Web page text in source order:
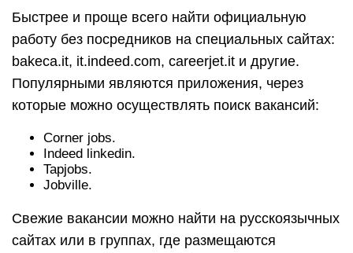
Быстрее и проще всего найти официальную
работу без посредников на специальных сайтах:
bakeca.it, it.indeed.com, careerjet.it и другие.
Популярными являются приложения, через
которые можно осуществлять поиск вакансий:
Corner jobs.
Indeed linkedin.
Tapjobs.
Jobville.
Свежие вакансии можно найти на русскоязычных
сайтах или в группах, где размещаются